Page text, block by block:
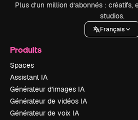
Plus d’un million d’abonnés :
studios.
Français
Produits
Spaces
Assistant IA
Générateur d’images IA
Générateur de vidéos IA
Générateur de voix IA